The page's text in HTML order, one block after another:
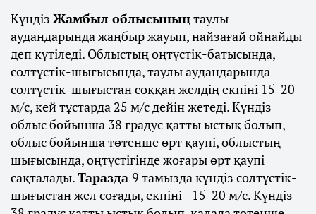
Күндіз Жамбыл облысыныңтаулы
аудандарында жаңбыр жауып, найзағай ойнайды
деп күтіледі. Облыстың оңтүстік-батысында,
солтүстік-шығысында, таулы аудандарында
солтүстік-шығыстан соққан желдің екпіні 15-20
м/с, кей тұстарда 25 м/с дейін жетеді. Күндіз
облыс бойынша 38 градус қатты ыстық болып,
облыс бойынша төтенше өрт қаупі, облыстың
шығысында, оңтүстігінде жоғары өрт қаупі
сақталады.Таразда 9 тамызда күндіз солтүстік-
шығыстан жел соғады, екпіні - 15-20 м/с. Күндіз